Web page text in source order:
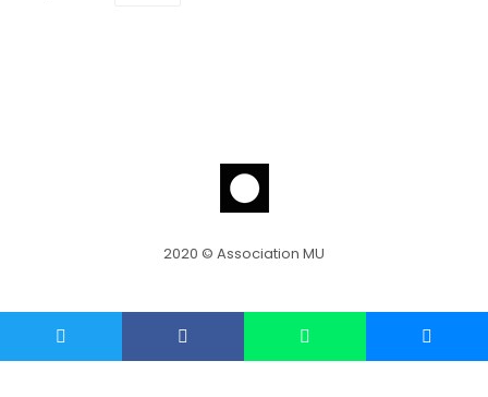
Teaser
2020 © Association MU